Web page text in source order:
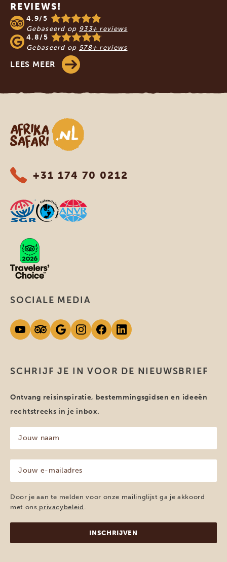
REVIEWS!
4.9/5
Gebaseerd op 933+ reviews
4.8/5
Gebaseerd op 578+ reviews
LEES MEER
Afrika safari
+31 174 70 0212
SCHRIJF JE IN VOOR DE NIEUWSBRIEF
Ontvang reisinspiratie, bestemmingsgidsen en ideeën
rechtstreeks in je inbox.
naam
(Vereist)
mailadres
(Vereist)
Door je aan te melden voor onze mailinglijst ga je akkoord
met ons privacybeleid
SOCIALE MEDIA